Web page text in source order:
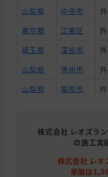
山梨県
中央市
東京都
江東区
埼玉県
深谷市
山梨県
甲州市
山梨県
笛吹市
株式会社 レオズラ
の施工実
株式会社 レオ
単価は